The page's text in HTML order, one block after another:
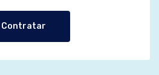
Contratar